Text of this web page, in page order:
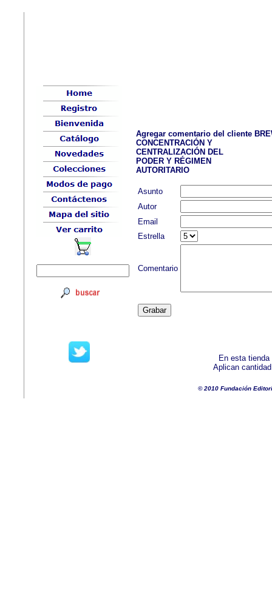
Agregar comentario del cliente
CONCENTRACIÓN Y
CENTRALIZACIÓN DEL
PODER Y RÉGIMEN
AUTORITARIO
Asunto
Autor
Email
Estrella
Comentario
En esta
Aplican
© 2010 Fundación